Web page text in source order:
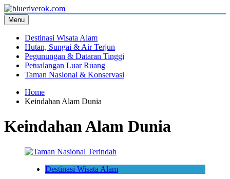
Skip
to
content
Blue River
Destinasi Wisata Alam
Menu
Destinasi Wisata Alam
Hutan, Sungai & Air Terjun
Pegunungan & Dataran Tinggi
Petualangan Luar Ruang
Taman Nasional & Konservasi
Home
Keindahan Alam Dunia
Keindahan Alam Dunia
Destinasi Wisata Alam